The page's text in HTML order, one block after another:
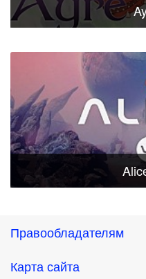
Правообладателям
Карта сайта